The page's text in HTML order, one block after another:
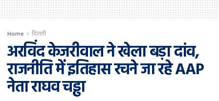
Home दिल्ली
अरविंद केजरीवाल ने खेला बड़ा दांव,
राजनीति में इतिहास रचने जा रहे AAP
नेता राघव चड्ढा